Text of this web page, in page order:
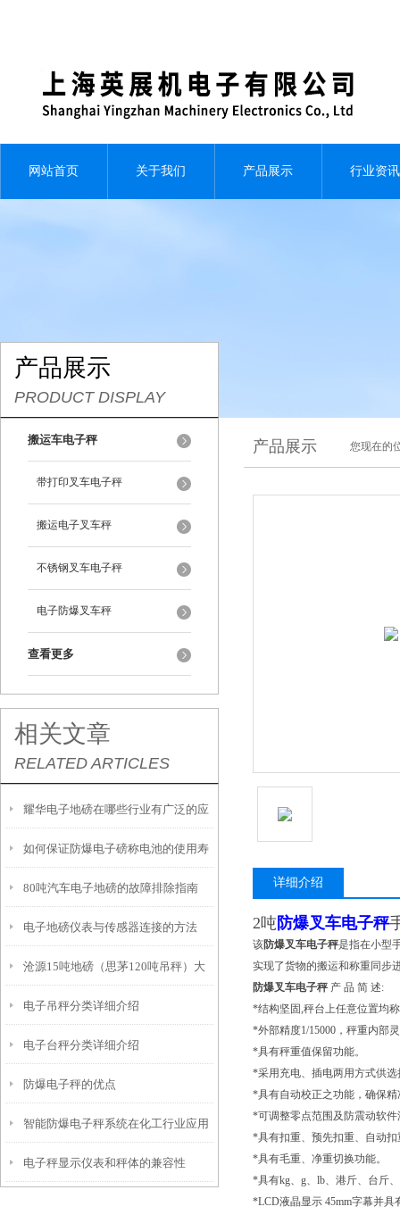
网站首页 关于我们 产品展示 行业资讯
产品展示
PRODUCT DISPLAY
搬运车电子秤
带打印叉车电子秤
搬运电子叉车秤
不锈钢叉车电子秤
电子防爆叉车秤
查看更多
相关文章
RELATED ARTICLES
耀华电子地磅在哪些行业有广泛的应
用？
如何保证防爆电子磅称电池的使用寿
命?
80吨汽车电子地磅的故障排除指南
电子地磅仪表与传感器连接的方法
沧源15吨地磅（思茅120吨吊秤）大
关轴重秤（漾濞60吨汽车衡维修
电子吊秤分类详细介绍
电子台秤分类详细介绍
防爆电子秤的优点
智能防爆电子秤系统在化工行业应用
领域
电子秤显示仪表和秤体的兼容性
产品展示 您现在的
详细介绍
2吨 防爆叉车电子秤
该防爆叉车电子秤是指在小型
实现了货物的搬运和称重同步
防爆叉车电子秤 产 品 简 述:
*结构坚固,秤台上任意位置均
*外部精度1/15000，秤重内部
*具有秤重值保留功能。
*采用充电、插电两用方式供选
*具有自动校正之功能，确保精
*可调整零点范围及防震动软件
*具有扣重、预先扣重、自动
*具有毛重、净重切换功能。
*具有kg、g、lb、港斤、台斤
*LCD液晶显示 45mm字幕并具